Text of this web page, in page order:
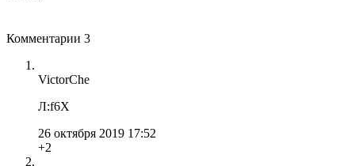
Комментарии 3
VictorChe
Л:f6X
26 октября 2019 17:52
+2